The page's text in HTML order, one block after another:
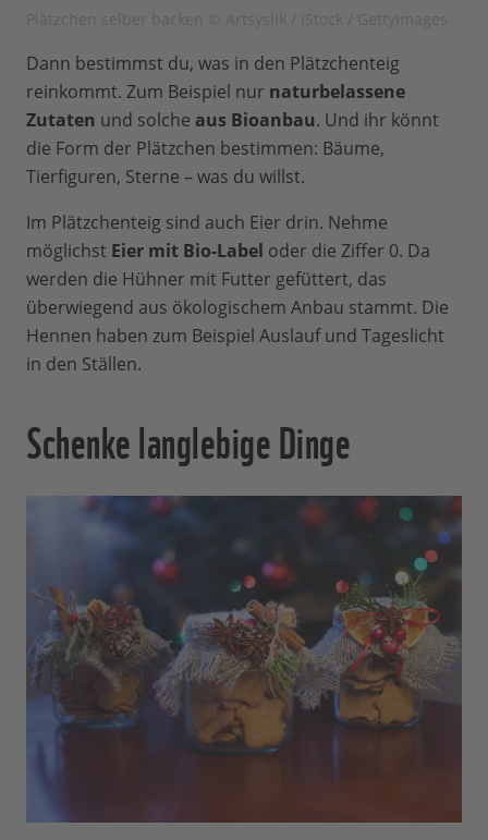
Dann bestimmst du, was in den Plätzchenteig
reinkommt. Zum Beispiel nur naturbelassene
Zutaten und solche aus Bioanbau. Und ihr könnt
die Form der Plätzchen bestimmen: Bäume,
Tierfiguren, Sterne – was du willst.
Im Plätzchenteig sind auch Eier drin. Nehme
möglichst Eier mit Bio-Label oder die Ziffer 0. Da
werden die Hühner mit Futter gefüttert, das
überwiegend aus ökologischem Anbau stammt. Die
Hennen haben zum Beispiel Auslauf und Tageslicht
in den Ställen.
Schenke langlebige Dinge